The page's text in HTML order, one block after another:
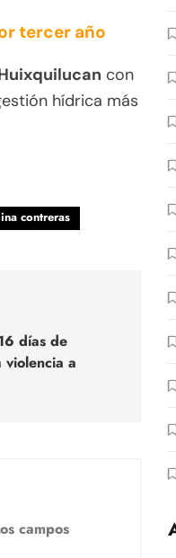
tercer año
con
hídrica más
contreras
días de
violencia a
campos